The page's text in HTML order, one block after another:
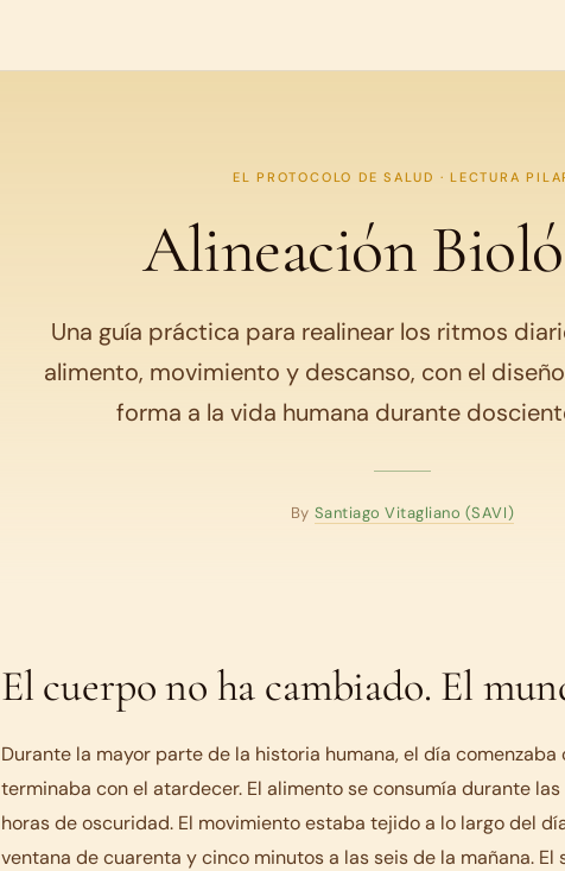
EL PROTOCOLO DE SALUD · LECTURA
Alineación
Una guía práctica para realinear los ritmos
alimento, movimiento y descanso, con el
forma a la vida humana durante
By Santiago Vitagliano (SAVI)
El cuerpo no ha cambiado. El
Durante la mayor parte de la historia humana, el día comenzaba
terminaba con el atardecer. El alimento se consumía durante las
horas de oscuridad. El movimiento estaba tejido a lo largo del
ventana de cuarenta y cinco minutos a las seis de la mañana. El